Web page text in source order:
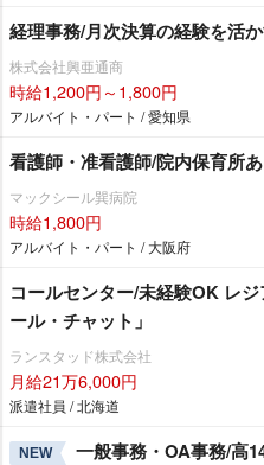
経理事務/月次決算の経験を活
株式会社興亜通商
時給1,200円～1,800円
アルバイト・パート / 愛知県
看護師・准看護師/院内保育所
マックシール巽病院
時給1,800円
アルバイト・パート / 大阪府
コールセンター/未経験OK レ
ール・チャット」
ランスタッド株式会社
月給21万6,000円
派遣社員 / 北海道
NEW
一般事務・OA事務/高